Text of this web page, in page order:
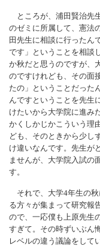
ところが、浦田賢治先
のゼミに所属して、憲法
田先生に相談に行ったん
です」ということを相談
か秋だと思うのですが、
のですけれども、その面
たの」ということだった
んですということを先生
けたいから大学院に進み
かくしかじかこういう理
ども、そのときから少し
け違いなんです。先生が
ませんが、大学院入試の
す。
それで、大学4年生の秋
る方々が集まって研究報
ので、一応僕も上原先生
すぎて。その時ずいぶん
レベルの違う議論をして